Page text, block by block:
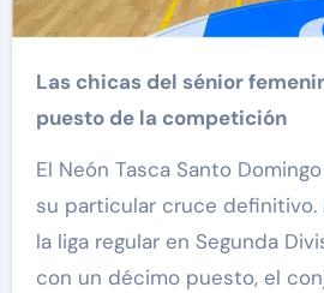
Las chicas del sénior femenino buscan el 19º
puesto de la competición
El Neón Tasca Santo
su particular cruce definitivo.
la liga regular en Segunda
con un décimo puesto, el